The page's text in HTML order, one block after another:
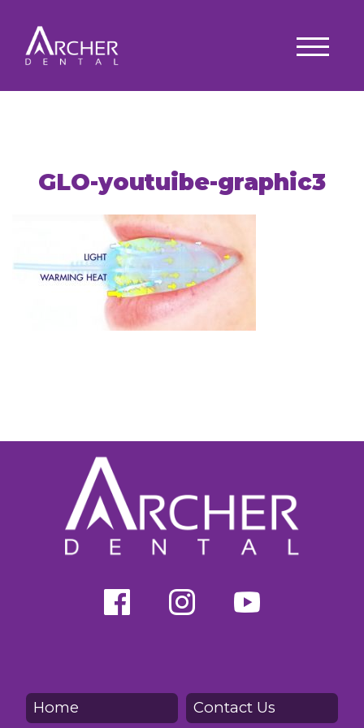
GLO-youtuibe-graphic3
Home Contact Us